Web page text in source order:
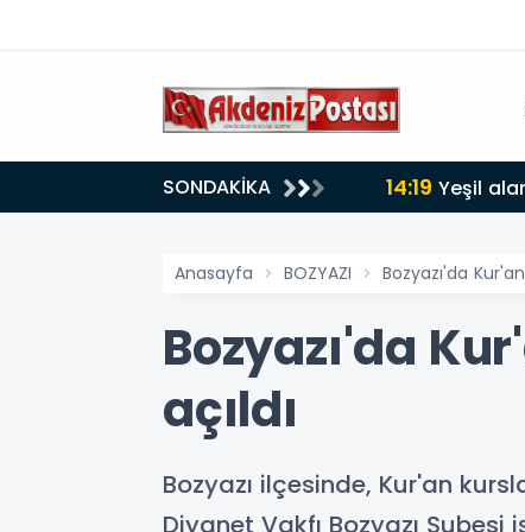
SONDAKİKA
30 dereceyi gördü 14:19 Yeşil
Anasayfa BOZYAZI Bozyazı'da
Bozyazı'da
açıldı
Bozyazı ilçesinde, Kur'an
Diyanet Vakfı Bozyazı Şubesi